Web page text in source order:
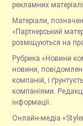
рекламних
Матеріали,
«Партнерський
розміщуються на
Рубрика «Новини
новини,
компаній, і
компаніями.
інформації.
Онлайн-медіа